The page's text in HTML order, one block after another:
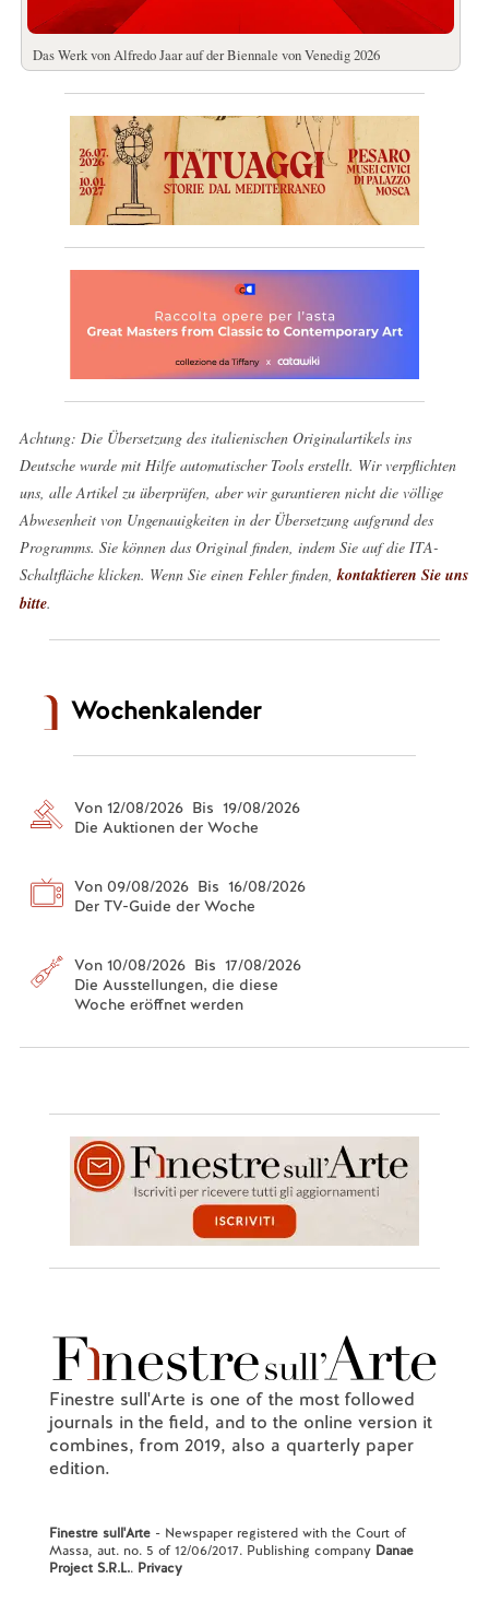
Das Werk von Alfredo Jaar auf der Biennale von Venedig 2026
Achtung: Die Übersetzung des italienischen Originalartikels ins
Deutsche wurde mit Hilfe automatischer Tools erstellt. Wir verpflichten
uns, alle Artikel zu überprüfen, aber wir garantieren nicht die völlige
Abwesenheit von Ungenauigkeiten in der Übersetzung aufgrund des
Programms. Sie können das Original finden, indem Sie auf die ITA-
Schaltfläche klicken. Wenn Sie einen Fehler finden, kontaktieren Sie uns
bitte.
Wochenkalender
Von 12/08/2026 Bis 19/08/2026
Die Auktionen der Woche
Von 09/08/2026 Bis 16/08/2026
Der TV-Guide der Woche
Von 10/08/2026 Bis 17/08/2026
Die Ausstellungen, die diese
Woche eröffnet werden
Finestre sull'Arte is one of the most followed
journals in the field, and to the online version it
combines, from 2019, also a quarterly paper
edition.
Finestre sull'Arte- Newspaper registered with the Court of
Massa, aut. no. 5 of 12/06/2017. Publishing company Danae
Project S.R.L.. Privacy